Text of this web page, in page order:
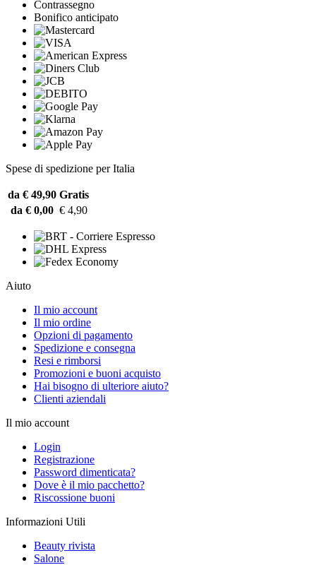
Contrassegno
Bonifico anticipato
Spese di spedizione per Italia
da € 49,90 Gratis
da € 0,00 € 4,90
Aiuto
Il mio account
Il mio ordine
Opzioni di pagamento
Spedizione e consegna
Resi e rimborsi
Promozioni e buoni acquisto
Hai bisogno di ulteriore aiuto?
Clienti aziendali
Il mio account
Login
Registrazione
Password dimenticata?
Dove è il mio pacchetto?
Riscossione buoni
Informazioni Utili
Beauty rivista
Salone